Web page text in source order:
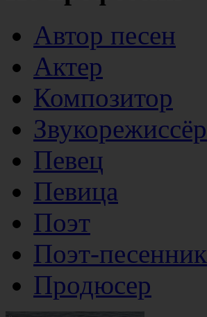
Автор песен
Актер
Композитор
Звукорежиссёр
Певец
Певица
Поэт
Поэт-песенник
Продюсер